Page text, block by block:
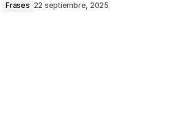
Frases 22 septiembre, 2025